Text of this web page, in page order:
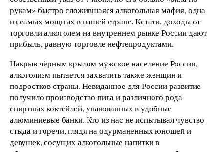
рукам» быстро сложившаяся алкогольная мафия, одна
из самых мощных в нашей стране. Кстати, доходы от
торговли алкоголем на внутреннем рынке России дают
прибыль, равную торговле нефтепродуктами.
Накрыв чёрным крылом мужское население России,
алкоголизм пытается захватить также женщин и
подростков страны. Невиданное для России развитие
получило производство пива и различного рода
спиртных коктейлей, упакованных в удобные
алюминиевые банки. Кто из нас не испытывал чувство
стыда и горечи, глядя на одурманенных юношей и
девушек, сосущих алкогольные напитки в